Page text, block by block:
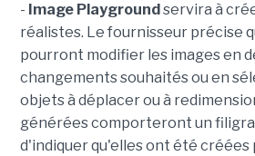
- Image Playground servira à
réalistes. Le fournisseur précise
pourront modifier les images en
changements souhaités ou en
objets à déplacer ou à
générées comporteront un
d'indiquer qu'elles ont été créées